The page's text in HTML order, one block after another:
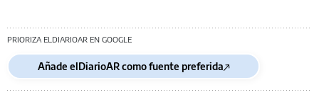
PRIORIZA ELDIARIOAR EN GOOGLE
Añade elDiarioAR como fuente preferida